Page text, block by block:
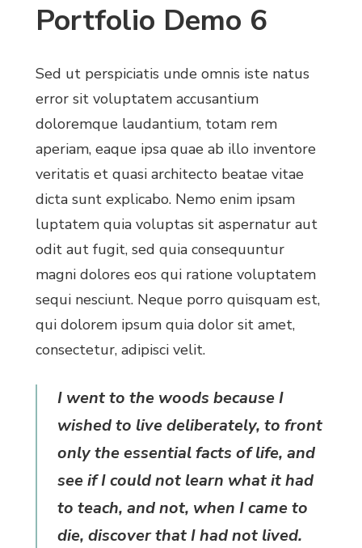
Portfolio Demo 6
Sed ut perspiciatis unde omnis iste natus
error sit voluptatem accusantium
doloremque laudantium, totam rem
aperiam, eaque ipsa quae ab illo inventore
veritatis et quasi architecto beatae vitae
dicta sunt explicabo. Nemo enim ipsam
luptatem quia voluptas sit aspernatur aut
odit aut fugit, sed quia consequuntur
magni dolores eos qui ratione voluptatem
sequi nesciunt. Neque porro quisquam est,
qui dolorem ipsum quia dolor sit amet,
consectetur, adipisci velit.
I went to the woods because I
wished to live deliberately, to front
only the essential facts of life, and
see if I could not learn what it had
to teach, and not, when I came to
die, discover that I had not lived.